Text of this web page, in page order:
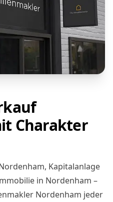
Charakter
Kapitalanlage
in Nordenham –
Nordenham jeder